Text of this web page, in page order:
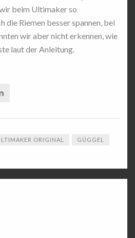
beim Ultimaker so
die Riemen besser spannen, bei
wir aber nicht erkennen, wie
laut der Anleitung.
ORIGINAL GÜGGEL